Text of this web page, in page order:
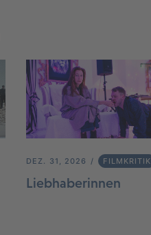
DEZ. 31, 2026 FILMKRITIK
Liebhaberinnen